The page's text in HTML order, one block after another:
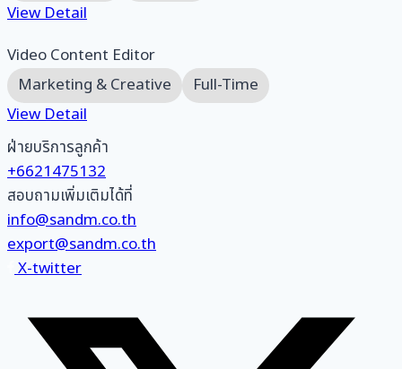
View Detail
Video Content Editor
Marketing & Creative
Full-Time
View Detail
ฝ่ายบริการลูกค้า
+6621475132
สอบถามเพิ่มเติมได้ที่
info@sandm.co.th
export@sandm.co.th
X-twitter